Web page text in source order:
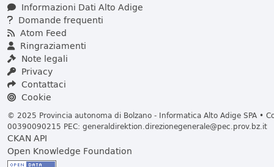
Informazioni Dati Alto Adige
Domande frequenti
Atom Feed
Ringraziamenti
Note legali
Privacy
Contattaci
Cookie
© 2025 Provincia autonoma di Bolzano - Informatica Alto Adige SPA •
00390090215 PEC: generaldirektion.direzionegenerale@pec.prov.bz.it
CKAN API
Open Knowledge Foundation